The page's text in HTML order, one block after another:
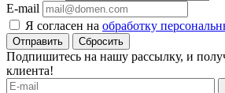
E-mail
Я согласен на обработку
Сбросить
Подпишитесь на нашу рассылку, и
клиента!